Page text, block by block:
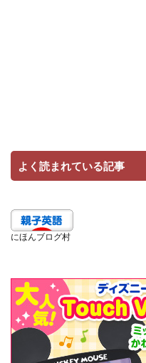
よく読まれている記事
にほんブログ村